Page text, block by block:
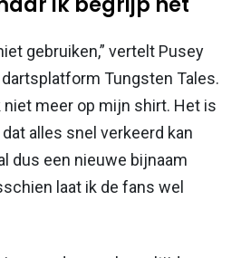
gebruiken,” vertelt Pusey
Tungsten Tales.
niet meer op mijn shirt. Het is
alles snel verkeerd kan
dus een nieuwe bijnaam
laat ik de fans wel